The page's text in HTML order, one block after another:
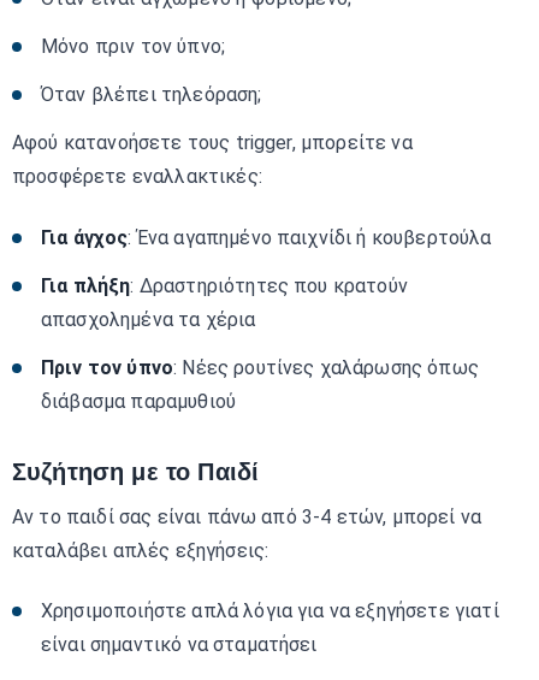
Μόνο πριν τον ύπνο;
Όταν βλέπει τηλεόραση;
Αφού κατανοήσετε τους trigger, μπορείτε να
προσφέρετε εναλλακτικές:
Για άγχος: Ένα αγαπημένο παιχνίδι ή κουβερτούλα
Για πλήξη: Δραστηριότητες που κρατούν
απασχολημένα τα χέρια
Πριν τον ύπνο: Νέες ρουτίνες χαλάρωσης όπως
διάβασμα παραμυθιού
Συζήτηση με το Παιδί
Αν το παιδί σας είναι πάνω από 3-4 ετών, μπορεί να
καταλάβει απλές εξηγήσεις:
Χρησιμοποιήστε απλά λόγια για να εξηγήσετε γιατί
είναι σημαντικό να σταματήσει